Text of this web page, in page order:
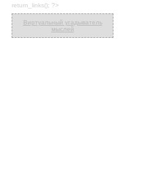
return_links(); ?>
Виртуальный угадыватель
мыслей